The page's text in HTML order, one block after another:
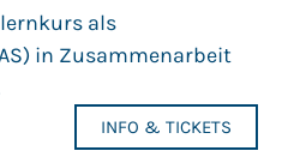
als
in Zusammenarbeit
INFO & TICKETS